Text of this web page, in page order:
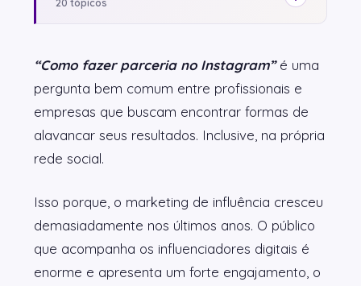
20 tópicos
“Como fazer parceria no Instagram”é uma
pergunta bem comum entre profissionais e
empresas que buscam encontrar formas de
alavancar seus resultados. Inclusive, na própria
rede social.
Isso porque, o marketing de influência cresceu
demasiadamente nos últimos anos. O público
que acompanha os influenciadores digitais é
enorme e apresenta um forte engajamento, o